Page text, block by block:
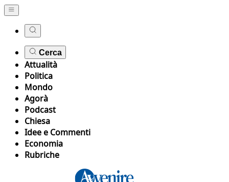
Cerca
Attualità
Politica
Mondo
Agorà
Podcast
Chiesa
Idee e Commenti
Economia
Rubriche